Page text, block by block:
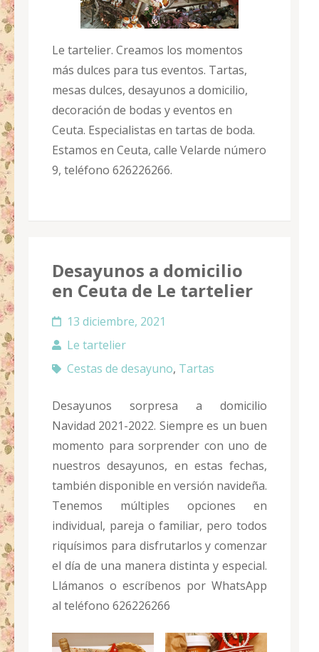
Le tartelier. Creamos los momentos
más dulces para tus eventos. Tartas,
mesas dulces, desayunos a domicilio,
decoración de bodas y eventos en
Ceuta. Especialistas en tartas de boda.
Estamos en Ceuta, calle Velarde número
9, teléfono 626226266.
Desayunos a domicilio
en Ceuta de Le tartelier
13 diciembre, 2021
Le tartelier
Cestas de desayuno, Tartas
Desayunos sorpresa a domicilio
Navidad 2021-2022. Siempre es un buen
momento para sorprender con uno de
nuestros desayunos, en estas fechas,
también disponible en versión navideña.
Tenemos múltiples opciones en
individual, pareja o familiar, pero todos
riquísimos para disfrutarlos y comenzar
el día de una manera distinta y especial.
Llámanos o escríbenos por WhatsApp
al teléfono 626226266